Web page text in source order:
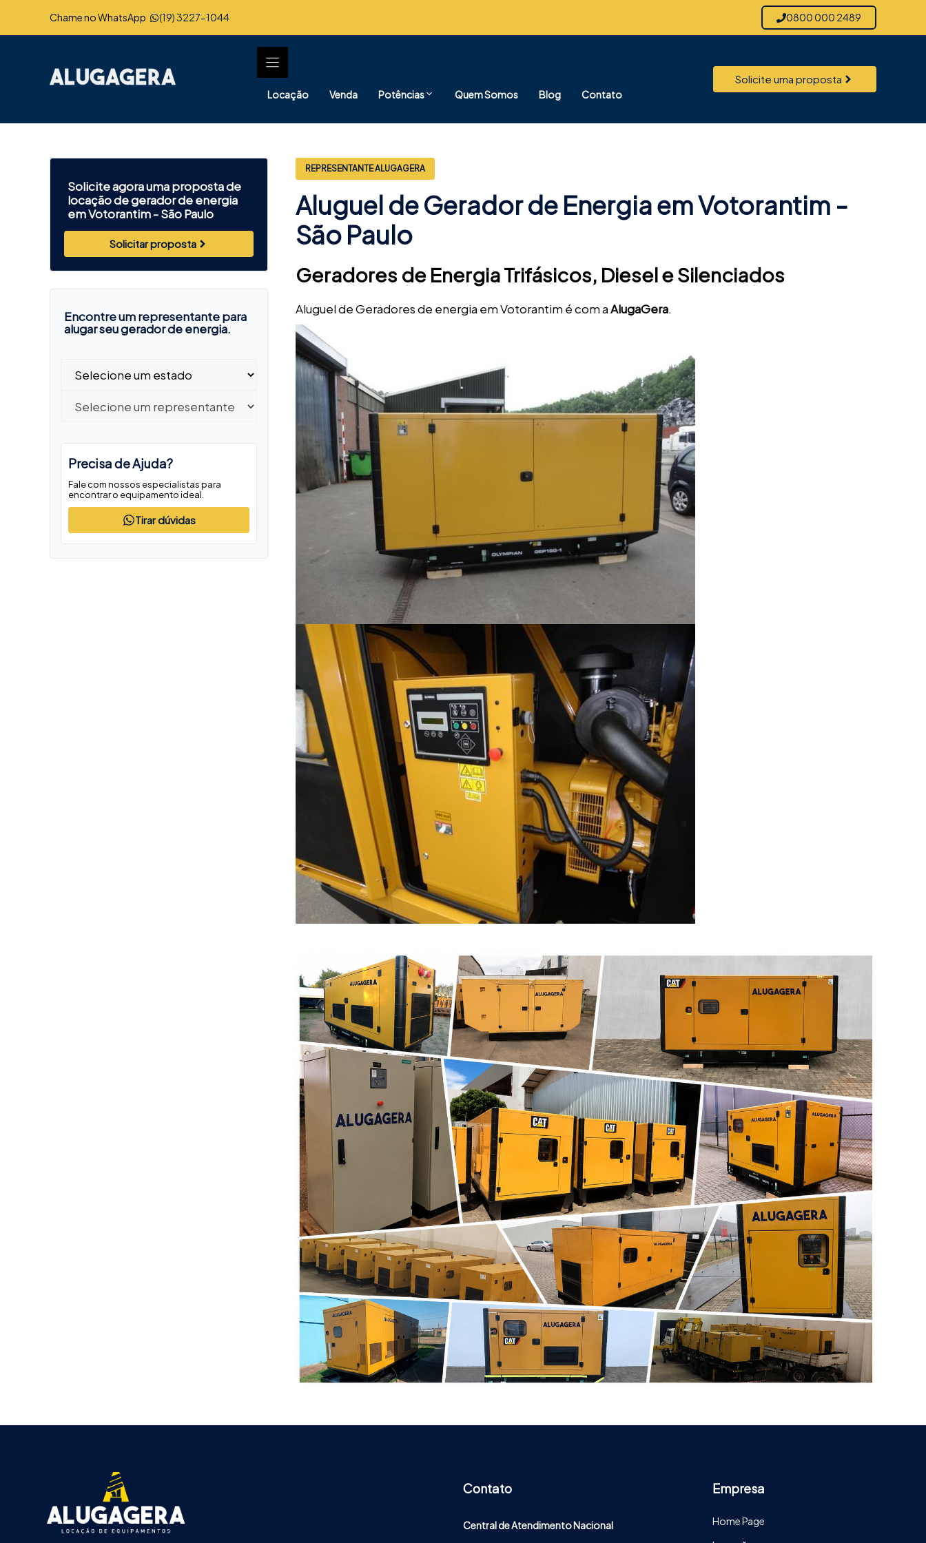
Chame no WhatsApp (19) 3227-1044 0800 000 2489
Locação Venda Potências Quem Somos Blog Contato
Solicite uma proposta
Solicite agora uma proposta de
locação de gerador de energia
em Votorantim -São Paulo
Solicitar proposta
Encontre um representante para
alugar seu gerador de energia.
Precisa de Ajuda?
Fale com nossos especialistas para
encontrar o equipamento ideal.
Tirar dúvidas
REPRESENTANTE ALUGAGERA
Aluguel de Gerador de Energia em Votorantim -
São Paulo
Geradores de Energia Trifásicos, Diesel e Silenciados
Aluguel de Geradores de energia em Votorantim é com aAlugaGera.
Contato
Central de Atendimento Nacional
Empresa
Home Page